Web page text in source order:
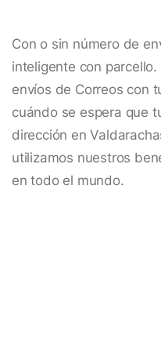
Con o sin número de
inteligente con
envíos de Correos con
cuándo se espera que
dirección en
utilizamos nuestros
en todo el mundo.